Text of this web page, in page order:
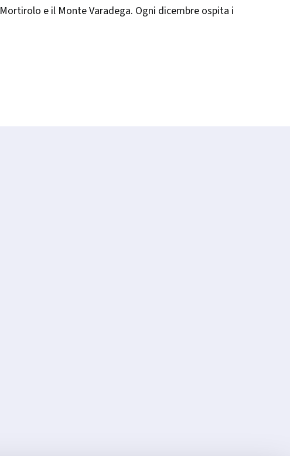
e il Monte Varadega. Ogni dicembre ospita i